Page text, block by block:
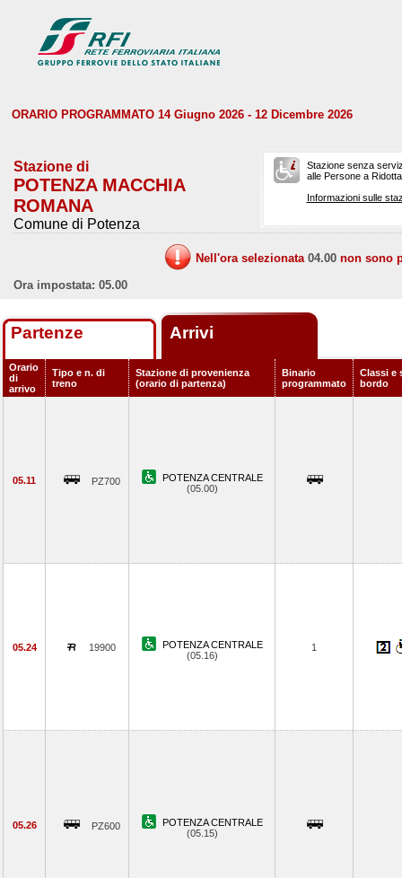
ORARIO PROGRAMMATO 14 Giugno 2026 - 12 Dicembre 2026
Stazione di
POTENZA MACCHIA
ROMANA
Comune di Potenza
Stazione senza
alle Persone a
Informazioni sulle
Nell'ora selezionata 04.00 non sono
Ora impostata: 05.00
Partenze Arrivi
Orario
di
arrivo
Tipo e n. di
treno
Stazione di provenienza
(orario di partenza)
Binario
programmato
Classi e
bordo
05.11 PZ700
POTENZA CENTRALE
(05.00)
05.24 19900
POTENZA CENTRALE
(05.16)
1
05.26 PZ600
POTENZA CENTRALE
(05.15)